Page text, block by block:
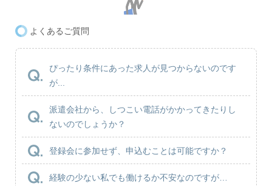
よくあるご質問
ぴったり条件にあった求人が見つからないのです
が...
派遣会社から、しつこい電話がかかってきたりし
ないのでしょうか？
登録会に参加せず、申込むことは可能ですか？
経験の少ない私でも働けるか不安なのですが…